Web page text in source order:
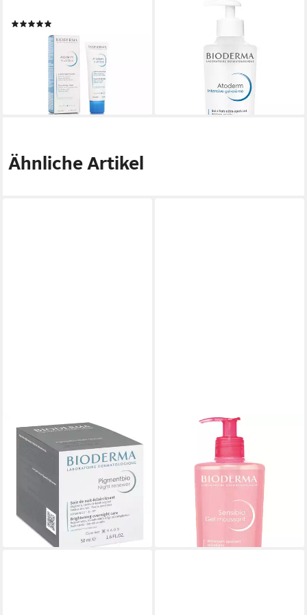
(275,00 €/ 1 l)
lieferbar - in 2-3 Werktagen bei dir
Hautcreme Atoderm Intensive
kühlendes Anti-Juckreiz-
Körperpflegegel
(109,50 €/ 1 l)
lieferbar - in 2-3 Werktagen bei dir
Ähnliche Artikel
BIODERMA
Gesichtspflege Pigmentbio
Night Renewer -, gegen
Pigmentflecken
lieferbar - in 2-3 Werktagen bei dir
Gesichtsreinigungsgel
Sensibio Gel moussant,
erhöht die Toleranzschwelle
gereizter & intoleranter Haut
21,90 €
(43,80 €/ 1 l)
lieferbar - in 2-3 Werktagen bei dir